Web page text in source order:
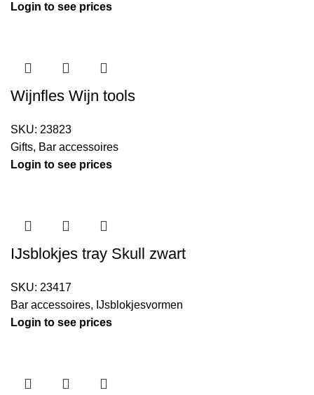
Login to see prices
Wijnfles Wijn tools
SKU: 23823
Gifts, Bar accessoires
Login to see prices
IJsblokjes tray Skull zwart
SKU: 23417
Bar accessoires, IJsblokjesvormen
Login to see prices